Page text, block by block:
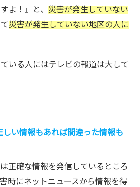
よ！』と、 災害が発生していない
災害が発生していない地区の人に
いる人にはテレビの報道は大して
しい情報もあれば間違った情報も
正確な情報を発信しているところ
時にネットニュースから情報を得